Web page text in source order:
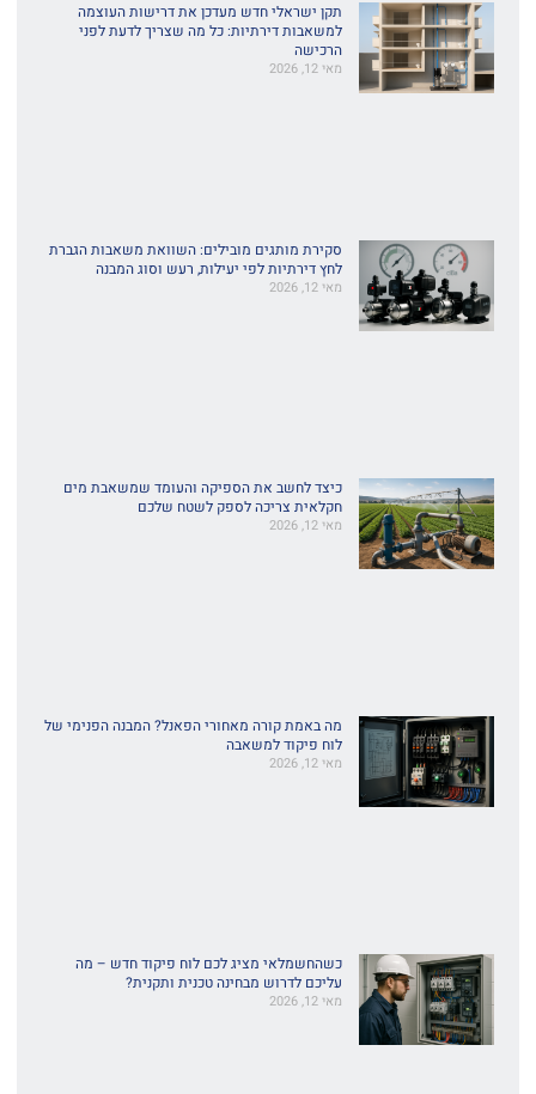
תקן ישראלי חדש מעדכן את דרישות העוצמה
למשאבות דירתיות: כל מה שצריך לדעת לפני
הרכישה
מאי 12, 2026
סקירת מותגים מובילים: השוואת משאבות הגברת
לחץ דירתיות לפי יעילות, רעש וסוג המבנה
מאי 12, 2026
כיצד לחשב את הספיקה והעומד שמשאבת מים
חקלאית צריכה לספק לשטח שלכם
מאי 12, 2026
מה באמת קורה מאחורי הפאנל? המבנה הפנימי של
לוח פיקוד למשאבה
מאי 12, 2026
כשהחשמלאי מציג לכם לוח פיקוד חדש – מה
עליכם לדרוש מבחינה טכנית ותקנית?
מאי 12, 2026